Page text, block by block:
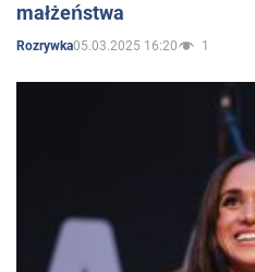
małżeństwa
Rozrywka05.03.2025 16:20 1